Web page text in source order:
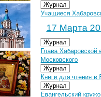
Журнал
Учащиеся
17 Марта
Журнал
Глава Хабаровской
Московского
Журнал
Книги для чтения
Журнал
Евангельский